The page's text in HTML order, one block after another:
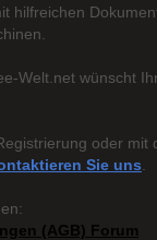
hilfreichen
Welt.net wünscht
oder mit
Sie uns
(AGB) Forum